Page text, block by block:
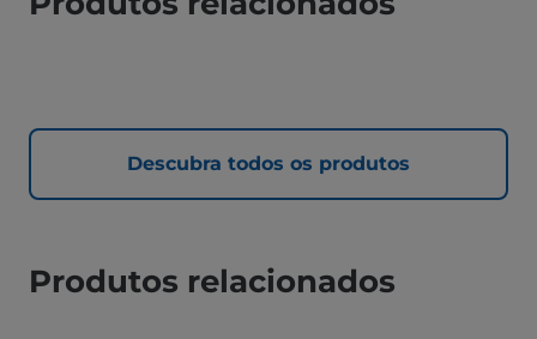
Descubra todos os produtos
Produtos relacionados